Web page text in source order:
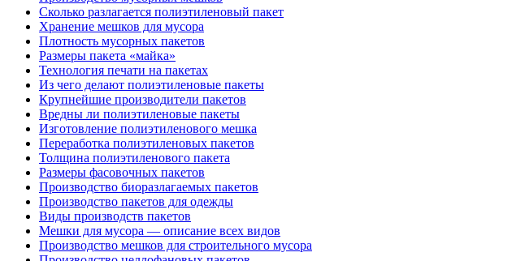
Сколько разлагается полиэтиленовый пакет
Хранение мешков для мусора
Плотность мусорных пакетов
Размеры пакета «майка»
Технология печати на пакетах
Из чего делают полиэтиленовые пакеты
Крупнейшие производители пакетов
Вредны ли полиэтиленовые пакеты
Изготовление полиэтиленового мешка
Переработка полиэтиленовых пакетов
Толщина полиэтиленового пакета
Размеры фасовочных пакетов
Производство биоразлагаемых пакетов
Производство пакетов для одежды
Виды производств пакетов
Мешки для мусора — описание всех видов
Производство мешков для строительного мусора